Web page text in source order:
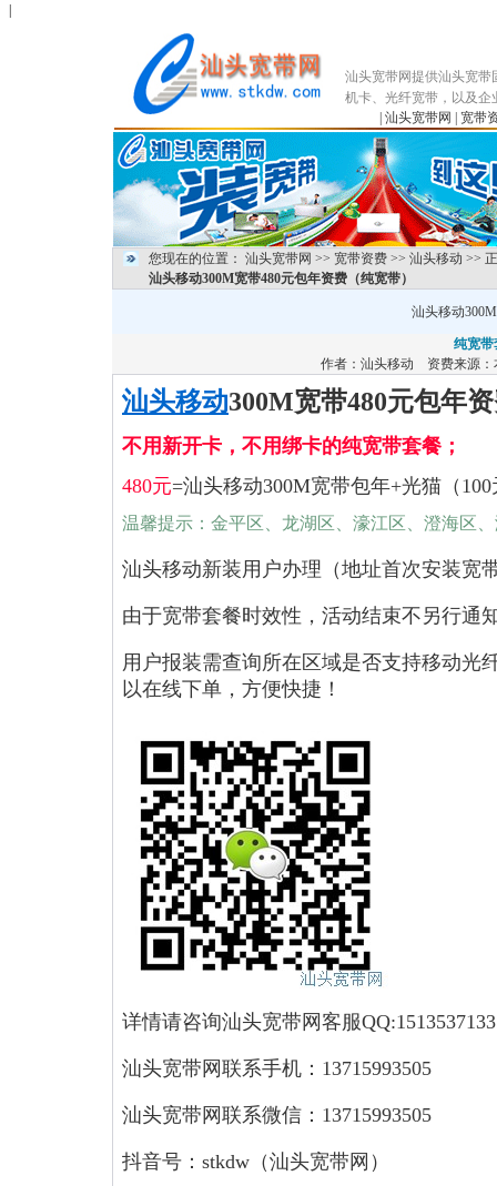
汕头宽带网提供汕头宽带
机卡、光纤宽带，以及
汕头宽带网 宽带
您现在的位置： 汕头宽带网 >> 宽带资费 >> 汕头移动 >>
汕头移动300M宽带480元包年资费（纯宽带）
汕头移动
纯宽带
作者： 汕头移动 资费来源
汕头移动300M宽带480元包年
不用新开卡，不用绑卡的纯宽带套餐；
480元=汕头移动300M宽带包年+光猫（
温馨提示：金平区、龙湖区、濠江区、澄海区
汕头移动新装用户办理（地址首次安装宽
由于宽带套餐时效性，活动结束不另行通
用户报装需查询所在区域是否支持移动光
以在线下单，方便快捷！
详情请咨询汕头宽带网客服QQ:1513537133
汕头宽带网联系手机：13715993505
汕头宽带网联系微信：13715993505
抖音号：stkdw（汕头宽带网）